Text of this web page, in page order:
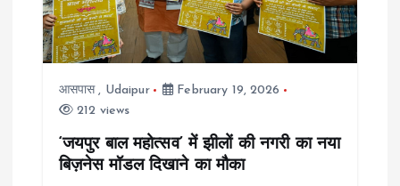
a
t
आसपास, Udaipur
February 19, 2026
212 views
‘जयपुर बाल महोत्सव’ में झीलों की नगरी का नया
बिज़नेस मॉडल दिखाने का मौका